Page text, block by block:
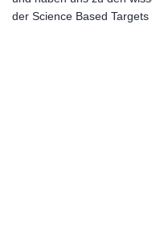
der Science Based